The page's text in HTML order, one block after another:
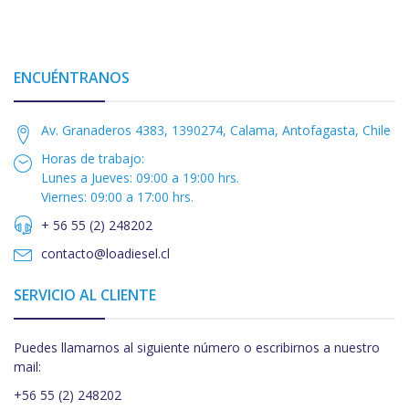
ENCUÉNTRANOS
Av. Granaderos 4383, 1390274, Calama, Antofagasta, Chile
Horas de trabajo:
Lunes a Jueves: 09:00 a 19:00 hrs.
Viernes: 09:00 a 17:00 hrs.
+ 56 55 (2) 248202
contacto@loadiesel.cl
SERVICIO AL CLIENTE
Puedes llamarnos al siguiente número o escribirnos a nuestro
mail:
+56 55 (2) 248202